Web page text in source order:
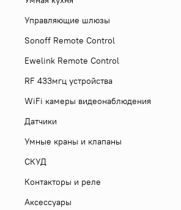
Управляющие шлюзы
Sonoff Remote Control
Ewelink Remote Control
RF 433мгц устройства
WiFi камеры видеонаблюдения
Датчики
Умные краны и клапаны
СКУД
Контакторы и реле
Аксессуары